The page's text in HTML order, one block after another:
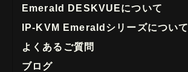
Emerald DESKVUEについて
IP-KVM Emeraldシリーズについて
よくあるご質問
ブログ